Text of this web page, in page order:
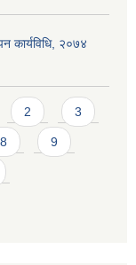
कार्यविधि, २०७४
2 3
8 9